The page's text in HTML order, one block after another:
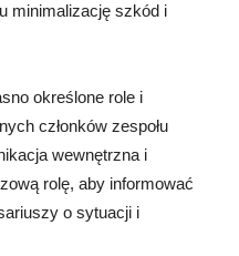
minimalizację szkód i
określone role i
członków zespołu
wewnętrzna i
rolę, aby informować
o sytuacji i